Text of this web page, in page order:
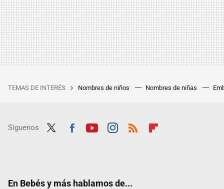
TEMAS DE INTERÉS Nombres de niños Nombres de niñas
Síguenos
En Bebés y más hablamos de...